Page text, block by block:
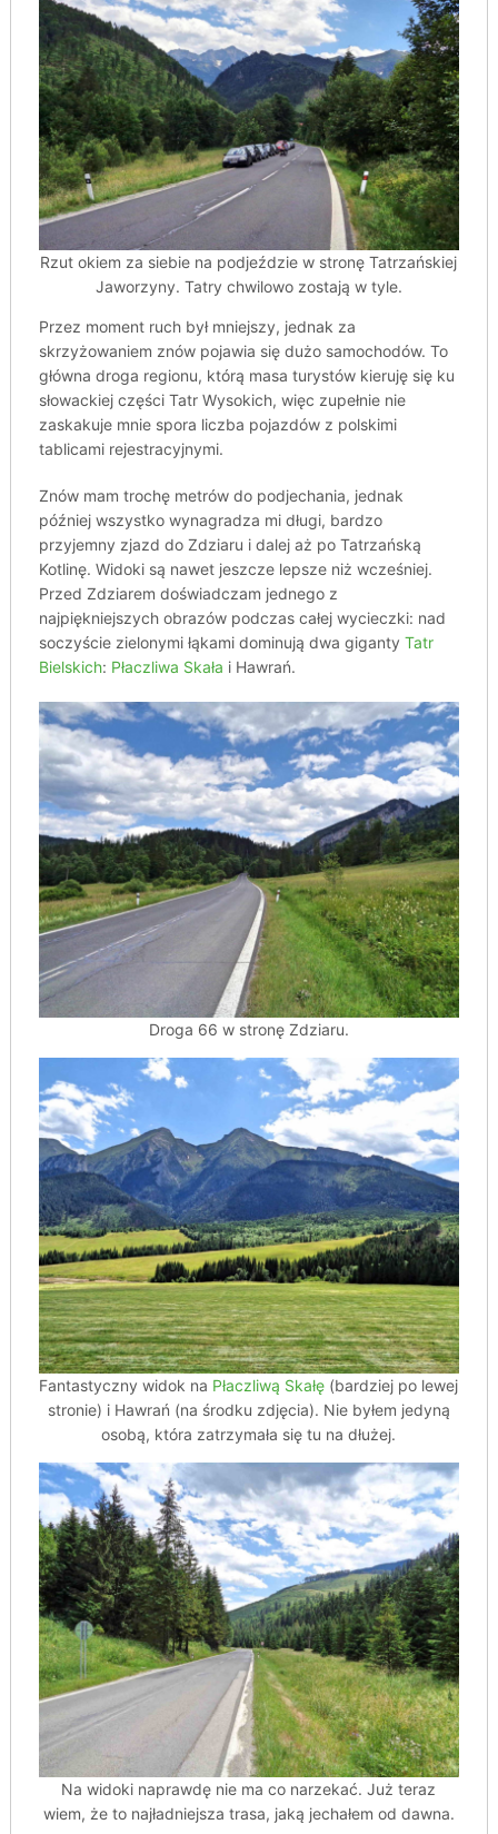
Rzut okiem za siebie na podjeździe w stronę Tatrzańskiej
Jaworzyny. Tatry chwilowo zostają w tyle.
Przez moment ruch był mniejszy, jednak za
skrzyżowaniem znów pojawia się dużo samochodów. To
główna droga regionu, którą masa turystów kieruję się ku
słowackiej części Tatr Wysokich, więc zupełnie nie
zaskakuje mnie spora liczba pojazdów z polskimi
tablicami rejestracyjnymi.
Znów mam trochę metrów do podjechania, jednak
później wszystko wynagradza mi długi, bardzo
przyjemny zjazd do Zdziaru i dalej aż po Tatrzańską
Kotlinę. Widoki są nawet jeszcze lepsze niż wcześniej.
Przed Zdziarem doświadczam jednego z
najpiękniejszych obrazów podczas całej wycieczki: nad
soczyście zielonymi łąkami dominują dwa giganty Tatr
Bielskich: Płaczliwa Skała i Hawrań.
Droga 66 w stronę Zdziaru.
Fantastyczny widok na Płaczliwą Skałę (bardziej po lewej
stronie) i Hawrań (na środku zdjęcia). Nie byłem jedyną
osobą, która zatrzymała się tu na dłużej.
Na widoki naprawdę nie ma co narzekać. Już teraz
wiem, że to najładniejsza trasa, jaką jechałem od dawna.